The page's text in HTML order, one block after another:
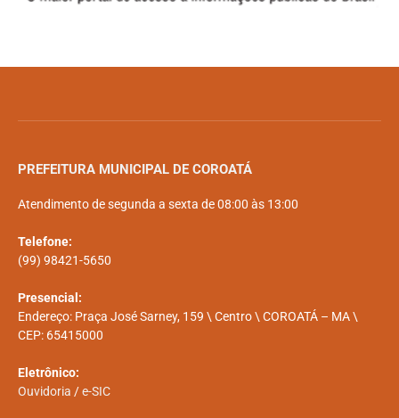
PREFEITURA MUNICIPAL DE COROATÁ
Atendimento de segunda a sexta de 08:00 às 13:00
Telefone:
(99) 98421-5650
Presencial:
Endereço: Praça José Sarney, 159 \ Centro \ COROATÁ – MA \
CEP: 65415000
Eletrônico:
Ouvidoria /e-SIC